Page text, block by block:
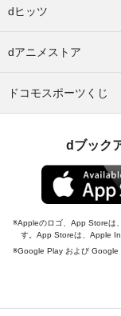
dヒッツ
dアニメストア
ドコモスポーツくじ
dブック
Appleのロゴ、App Storeは
す。App Storeは、Apple
Google Play および Google